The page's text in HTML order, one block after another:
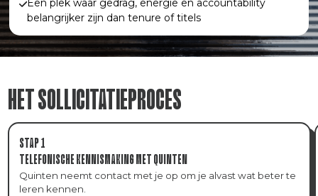
Een plek waar gedrag, energie en accountability
belangrijker zijn dan tenure of titels
HET SOLLICITATIEPROCES
STAP 1
TELEFONISCHE KENNISMAKING MET QUINTEN
Quinten neemt contact met je op om je alvast wat beter te
leren kennen.